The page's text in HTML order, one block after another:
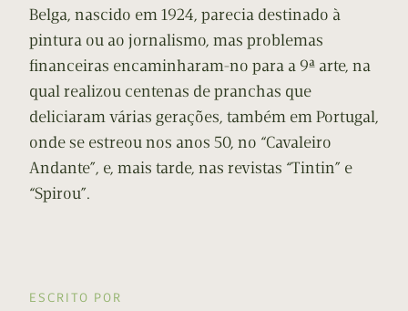
Belga, nascido em 1924, parecia destinado à
pintura ou ao jornalismo, mas problemas
financeiras encaminharam-no para a 9ª arte, na
qual realizou centenas de pranchas que
deliciaram várias gerações, também em Portugal,
onde se estreou nos anos 50, no “Cavaleiro
Andante”, e, mais tarde, nas revistas “Tintin” e
“Spirou”.
ESCRITO POR